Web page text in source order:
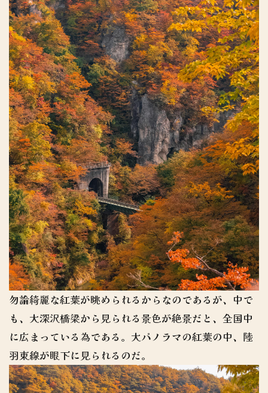
勿論綺麗な紅葉が眺められるからなのであるが、中で
も、大深沢橋梁から見られる景色が絶景だと、全国中
に広まっている為である。大パノラマの紅葉の中、陸
羽東線が眼下に見られるのだ。